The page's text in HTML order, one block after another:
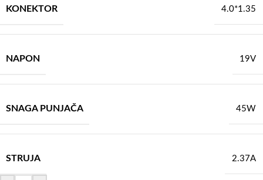
KONEKTOR 4.0*1.35
NAPON 19V
SNAGA PUNJAČA 45W
STRUJA 2.37A